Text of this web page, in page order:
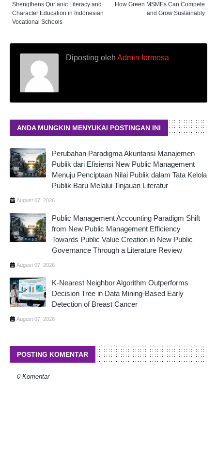
How Green MSMEs Can Compete
and Grow Sustainably
Strengthens Qur’anic Literacy and
Character Education in Indonesian
Vocational Schools
Diposting oleh Admin formosa
ANDA MUNGKIN MENYUKAI POSTINGAN INI
Perubahan Paradigma Akuntansi Manajemen
Publik dari Efisiensi New Public Management
Menuju Penciptaan Nilai Publik dalam Tata Kelola
Publik Baru Melalui Tinjauan Literatur
August 07, 2026
Public Management Accounting Paradigm Shift
from New Public Management Efficiency
Towards Public Value Creation in New Public
Governance Through a Literature Review
August 07, 2026
K-Nearest Neighbor Algorithm Outperforms
Decision Tree in Data Mining-Based Early
Detection of Breast Cancer
August 07, 2026
POSTING KOMENTAR
0 Komentar